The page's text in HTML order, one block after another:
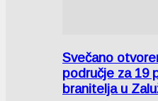
Svečano
područje za 19
branitelja u